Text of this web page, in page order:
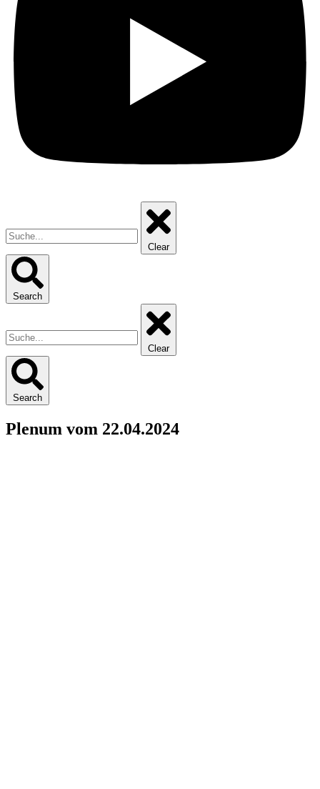
Clear
Search
Clear
Search
Plenum vom 22.04.2024